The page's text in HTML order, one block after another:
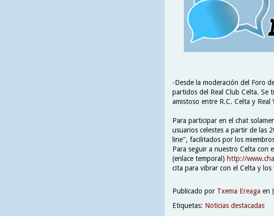
-Desde la moderación del Foro
partidos del Real Club Celta.
amistoso entre R.C. Celta y
Para participar en el chat
usuarios celestes a partir de las
line", facilitados por los
Para seguir a nuestro Celta con
(enlace temporal) http://
cita para vibrar con el Celta y
Publicado por Txema Ereaga en
Etiquetas: Noticias destacadas